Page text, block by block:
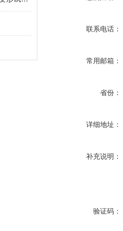
联系电话：
常用邮箱：
省份：
详细地址：
补充说明：
验证码：